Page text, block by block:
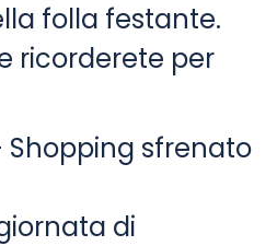
folla festante.
ricorderete per
Shopping sfrenato
di